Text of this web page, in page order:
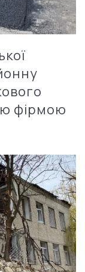
фірмою